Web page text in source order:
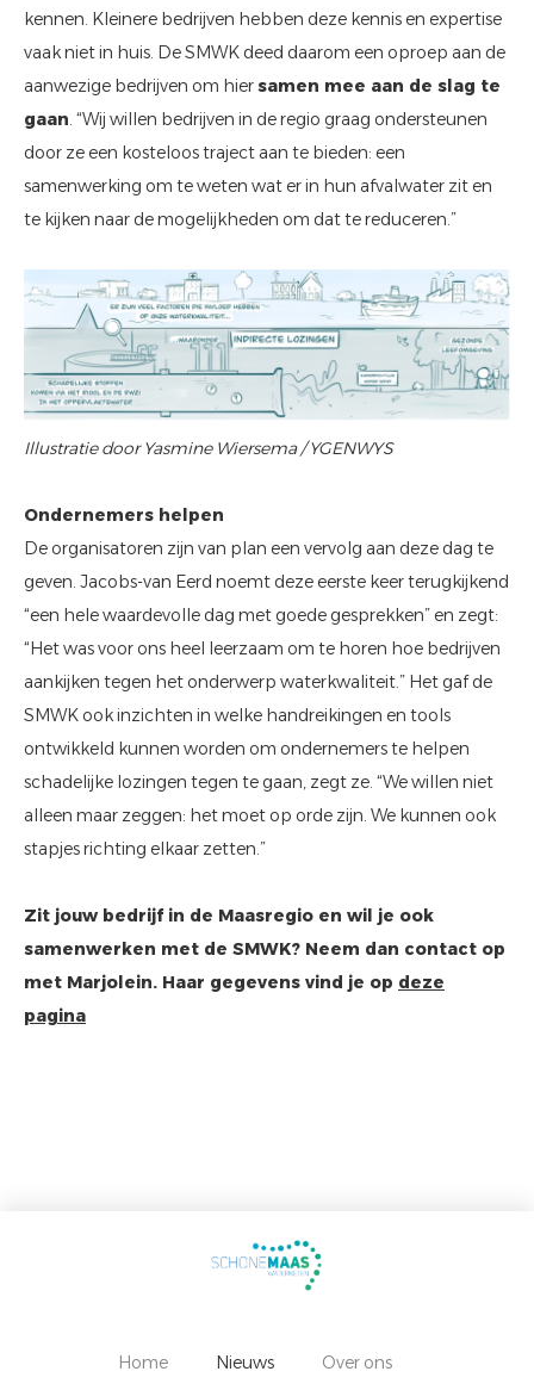
kennen. Kleinere bedrijven hebben deze kennis en expertise
vaak niet in huis. De SMWK deed daarom een oproep aan de
aanwezige bedrijven om hiersamen mee aan de slag te
gaan. “Wij willen bedrijven in de regio graag ondersteunen
door ze een kosteloos traject aan te bieden: een
samenwerking om te weten wat er in hun afvalwater zit en
te kijken naar de mogelijkheden om dat te reduceren.”
Illustratie door Yasmine Wiersema / YGENWYS
Ondernemers helpen
De organisatoren zijn van plan een vervolg aan deze dag te
geven. Jacobs-van Eerd noemt deze eerste keer terugkijkend
“een hele waardevolle dag met goede gesprekken” en zegt:
“Het was voor ons heel leerzaam om te horen hoe bedrijven
aankijken tegen het onderwerp waterkwaliteit.” Het gaf de
SMWK ook inzichten in welke handreikingen en tools
ontwikkeld kunnen worden om ondernemers te helpen
schadelijke lozingen tegen te gaan, zegt ze. “We willen niet
alleen maar zeggen: het moet op orde zijn. We kunnen ook
stapjes richting elkaar zetten.”
Zit jouw bedrijf in de Maasregio en wil je ook
samenwerken met de SMWK? Neem dan contact op
met Marjolein. Haar gegevens vind je op deze
pagina
Home Nieuws Over ons